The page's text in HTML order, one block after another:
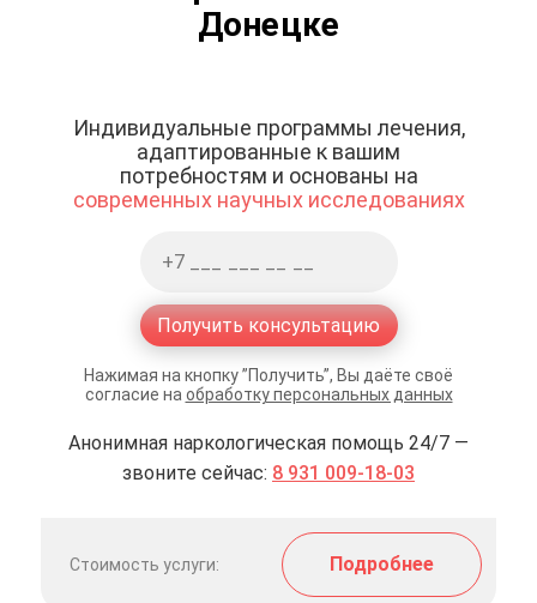
Донецке
Индивидуальные программы лечения,
адаптированные к вашим
потребностям и основаны на
современных научных исследованиях
Получить консультацию
Нажимая на кнопку ”Получить”, Вы даёте своё
согласие на обработку персональных данных
Анонимная наркологическая помощь 24/7 —
звоните сейчас: 8 931 009-18-03
Стоимость услуги: Подробнее